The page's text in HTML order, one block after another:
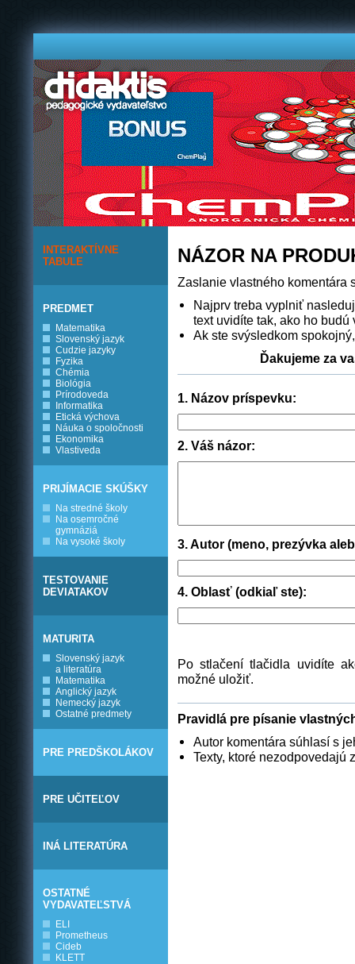
INTERAKTÍVNE
TABULE
PREDMET
Matematika
Slovenský jazyk
Cudzie jazyky
Fyzika
Chémia
Biológia
Prírodoveda
Informatika
Etická výchova
Náuka o spoločnosti
Ekonomika
Vlastiveda
PRIJÍMACIE SKÚŠKY
Na stredné školy
Na osemročné
gymnáziá
Na vysoké školy
TESTOVANIE
DEVIATAKOV
MATURITA
Slovenský jazyk
a literatúra
Matematika
Anglický jazyk
Nemecký jazyk
Ostatné predmety
PRE PREDŠKOLÁKOV
PRE UČITEĽOV
INÁ LITERATÚRA
OSTATNÉ
VYDAVATEĽSTVÁ
ELI
Prometheus
Cideb
KLETT
NÁZOR NA
Zaslanie vlastného komentára
Najprv treba vyplniť
text uvidíte tak, ako ho
Ak ste svýsledkom
Ďakujeme za
1. Názov príspevku:
2. Váš názor:
3. Autor (meno, prezývka
4. Oblasť (odkiaľ ste):
Po stlačení tlačidla uvidíte
možné uložiť.
Pravidlá pre písanie
Autor komentára súhlasí s
Texty, ktoré nezodpovedajú